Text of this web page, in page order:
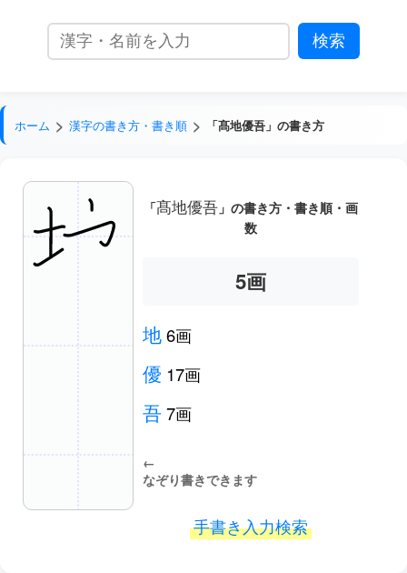
ホーム 漢字の書き方・書き順 「髙地優吾」の書き方
「髙地優吾 」の書き方・書き順・画
数
5画
地6画
優 17画
吾7画
←
なぞり書きできます
手書き入力検索